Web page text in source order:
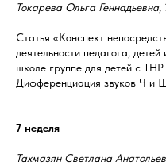
Токарева Ольга Геннадьевна,
Статья «Конспект
деятельности педагога,
школе группе для детей с
Дифференциация звуков Ч и
7 неделя
Тахмазян Светлана